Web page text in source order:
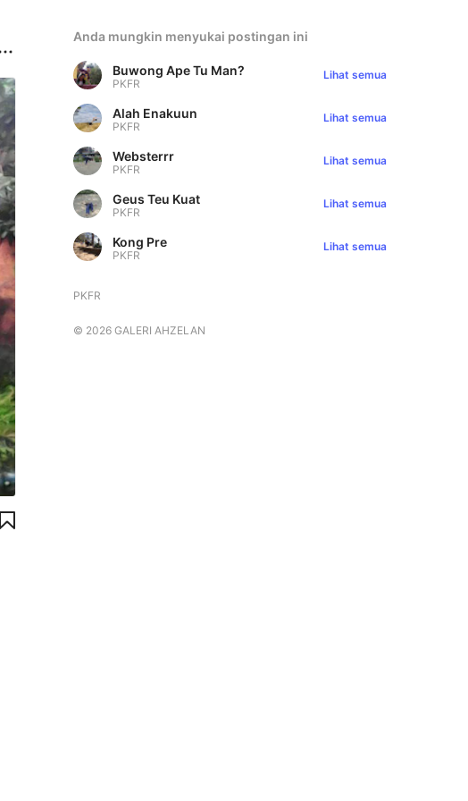
Anda mungkin menyukai postingan ini
Buwong Ape Tu Man?
PKFR
Lihat semua
Alah Enakuun
PKFR
Lihat semua
Websterrr
PKFR
Lihat semua
Geus Teu Kuat
PKFR
Lihat semua
Kong Pre
PKFR
Lihat semua
PKFR
© 2026GALERI AHZELAN